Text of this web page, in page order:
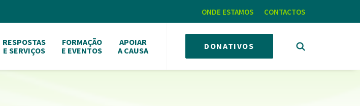
ONDE ESTAMOS CONTACTOS
RESPOSTAS
E SERVIÇOS
FORMAÇÃO
E EVENTOS
APOIAR
A CAUSA
DONATIVOS